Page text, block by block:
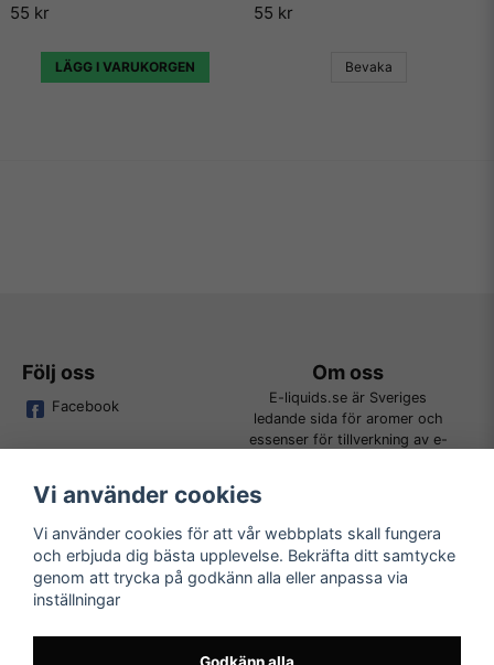
55 kr
LÄGG I VARUKORGEN
55 kr
Bevaka
Följ oss
Facebook
Om oss
E-liquids.se är Sveriges
ledande sida för aromer och
essenser för tillverkning av e-
Kundtjänst
Tveka inte att kontakta oss på
order@e-liquids.se om du har
några frågor, funderingar eller
önskemål om produkter!
Läs mer
Vi använder cookies
Vi använder cookies för att vår webbplats skall fungera
och erbjuda dig bästa upplevelse. Bekräfta ditt samtycke
genom att trycka på godkänn alla eller anpassa via
inställningar
Godkänn alla